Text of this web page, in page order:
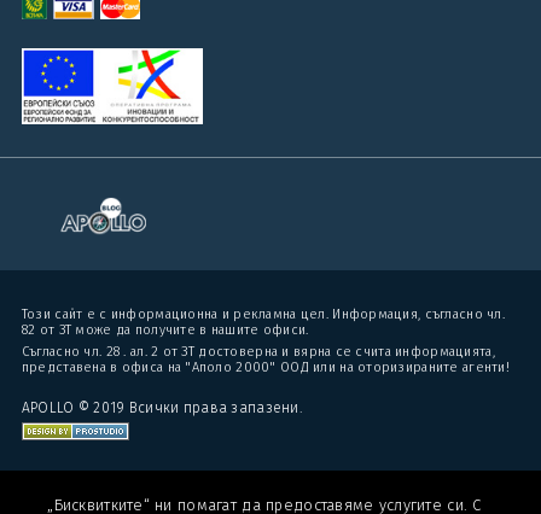
Този сайт е с информационна и рекламна цел. Информация, съгласно чл.
82 от ЗТ може да получите в нашите офиси.
Съгласно чл. 28 . ал. 2 от ЗТ достоверна и вярна се счита информацията,
представена в офиса на "Аполо 2000" ООД или на оторизираните агенти!
APOLLO © 2019 Всички права запазени.
„Бисквитките“ ни помагат да предоставяме услугите си. С